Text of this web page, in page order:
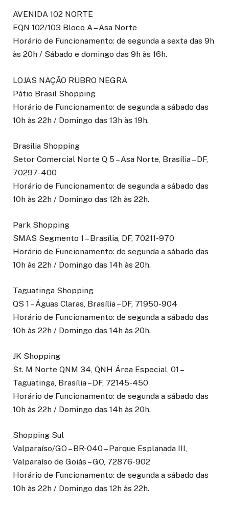
AVENIDA 102 NORTE
EQN 102/103 Bloco A – Asa Norte
Horário de Funcionamento: de segunda a sexta das 9h
às 20h / Sábado e domingo das 9h às 16h.
LOJAS NAÇÃO RUBRO NEGRA
Pátio Brasil Shopping
Horário de Funcionamento: de segunda a sábado das
10h às 22h / Domingo das 13h às 19h.
Brasília Shopping
Setor Comercial Norte Q 5 – Asa Norte, Brasília – DF,
70297-400
Horário de Funcionamento: de segunda a sábado das
10h às 22h / Domingo das 12h às 22h.
Park Shopping
SMAS Segmento 1 – Brasília, DF, 70211-970
Horário de Funcionamento: de segunda a sábado das
10h às 22h / Domingo das 14h às 20h.
Taguatinga Shopping
QS 1 – Águas Claras, Brasília – DF, 71950-904
Horário de Funcionamento: de segunda a sábado das
10h às 22h / Domingo das 14h às 20h.
JK Shopping
St. M Norte QNM 34, QNH Área Especial, 01 –
Taguatinga, Brasília – DF, 72145-450
Horário de Funcionamento: de segunda a sábado das
10h às 22h / Domingo das 14h às 20h.
Shopping Sul
Valparaíso/GO – BR-040 – Parque Esplanada III,
Valparaíso de Goiás – GO, 72876-902
Horário de Funcionamento: de segunda a sábado das
10h às 22h / Domingo das 12h às 22h.